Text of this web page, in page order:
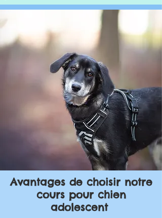
Avantages de choisir notre
cours pour chien
adolescent